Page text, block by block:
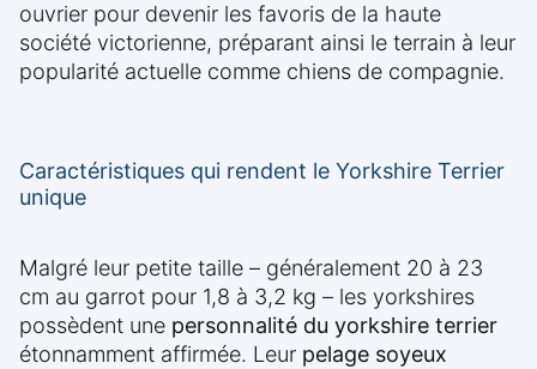
ouvrier pour devenir les favoris de la haute
société victorienne, préparant ainsi le terrain à leur
popularité actuelle comme chiens de compagnie.
Caractéristiques qui rendent le Yorkshire Terrier
unique
Malgré leur petite taille – généralement 20 à 23
cm au garrot pour 1,8 à 3,2 kg – les yorkshires
possèdent une personnalité du yorkshire terrier
étonnamment affirmée. Leur pelage soyeux